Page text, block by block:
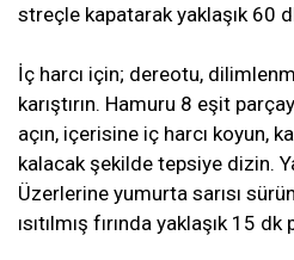
streçle kapatarak yaklaşık 60
İç harcı için; dereotu,
karıştırın. Hamuru 8 eşit
açın, içerisine iç harcı koyun,
kalacak şekilde tepsiye dizin.
Üzerlerine yumurta sarısı
ısıtılmış fırında yaklaşık 15 dk